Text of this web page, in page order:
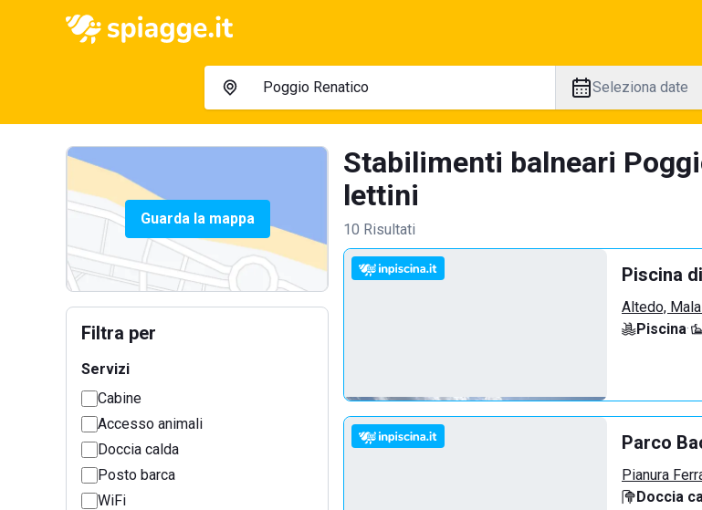
Seleziona date
Guarda la mappa
Filtra per
Servizi
Cabine
Accesso animali
Doccia calda
Posto barca
WiFi
Stabilimenti balneari
lettini
10 Risultati
Piscina
Altedo,
Piscina·
Parco
Pianura
Doccia